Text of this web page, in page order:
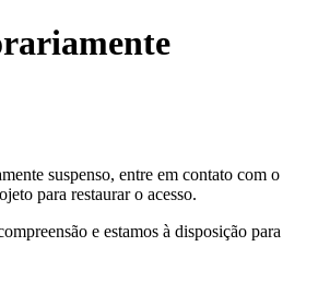
suspenso, entre em contato com o
para restaurar o acesso.
e estamos à disposição para